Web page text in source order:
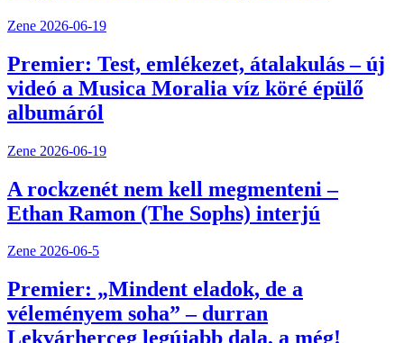
Zene 2026-06-19
Premier: Test, emlékezet, átalakulás – új
videó a Musica Moralia víz köré épülő
albumáról
Zene 2026-06-19
A rockzenét nem kell megmenteni –
Ethan Ramon (The Sophs) interjú
Zene 2026-06-5
Premier: „Mindent eladok, de a
véleményem soha” – durran
Lekvárherceg legújabb dala, a még!